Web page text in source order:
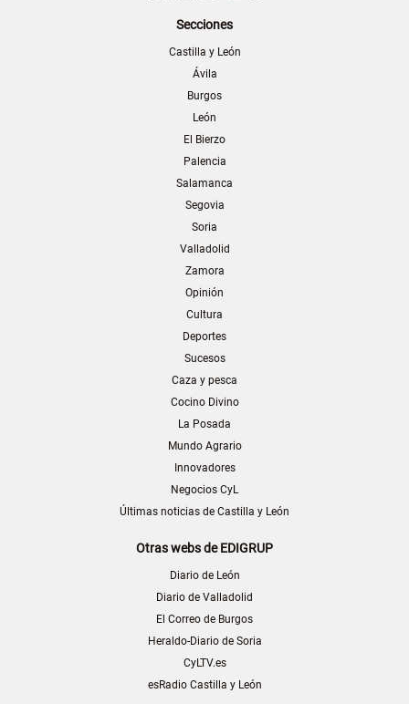
Secciones
Castilla y León
Ávila
Burgos
León
El Bierzo
Palencia
Salamanca
Segovia
Soria
Valladolid
Zamora
Opinión
Cultura
Deportes
Sucesos
Caza y pesca
Cocino Divino
La Posada
Mundo Agrario
Innovadores
Negocios CyL
Últimas noticias de Castilla y León
Otras webs de EDIGRUP
Diario de León
Diario de Valladolid
El Correo de Burgos
Heraldo-Diario de Soria
CyLTV.es
esRadio Castilla y León